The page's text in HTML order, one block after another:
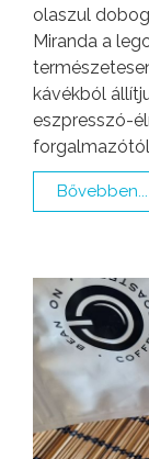
olaszul
Miranda a
kávékból
eszpresszó-
Bővebben...